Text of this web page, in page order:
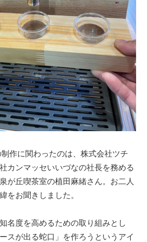
作に関わったのは、株式会社ツチ
カンマッセいいづなの社長を務める
が丘喫茶室の植田麻緒さん。お二人
をお聞きしました。
名度を高めるための取り組みとし
スが出る蛇口」を作ろうというアイ